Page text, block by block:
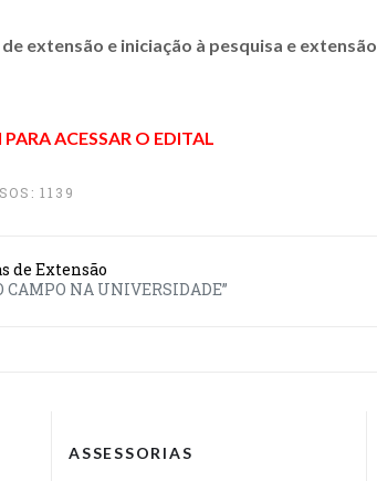
extensão e iniciação à pesquisa e extensão
ACESSAR O EDITAL
1139
de Extensão
CAMPO NA UNIVERSIDADE”
ASSESSORIAS